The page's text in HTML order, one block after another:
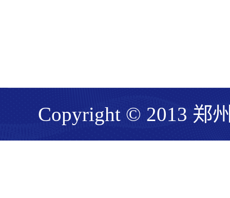
Copyright © 2013 郑